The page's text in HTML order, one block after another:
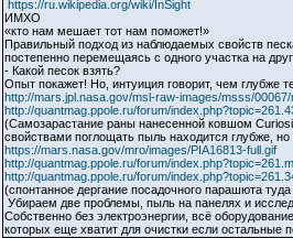
https://ru.wikipedia.org/wiki/InSight
ИМХО
«кто нам мешает тот нам поможет!»
Правильный подход из наблюдаемых свойств
постепенно перемещаясь с одного участка на
- Какой песок взять?
Опыт покажет! Но, интуиция говорит, чем глубже
http://mars.jpl.nasa.gov/msl-raw-images/msss/
http://quantmag.ppole.ru/forum/
(Самозарастание раны нанесенной ковшом
свойствами поглощать пыль находится глубже,
https://mars.nasa.gov/mro/images/PIA16813-full.gif
http://quantmag.ppole.ru/forum/
http://quantmag.ppole.ru/forum/
(спонтанное дергание посадочного парашюта
Убираем две проблемы, пыль на панелях и
Собственно без электроэнергии, всё
которых еще хватит для очистки если остальные